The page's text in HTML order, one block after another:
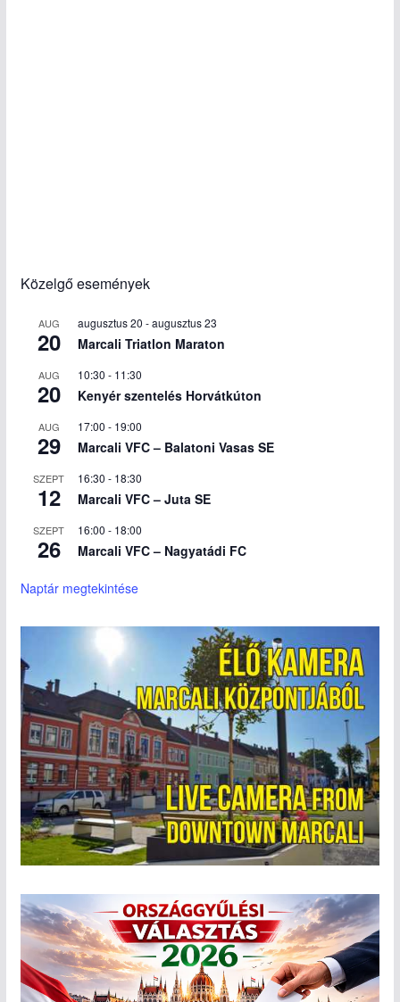
Közelgő események
AUG
20
augusztus 20 -augusztus 23
Marcali Triatlon Maraton
AUG
20
10:30 - 11:30
Kenyér szentelés Horvátkúton
AUG
29
17:00 - 19:00
Marcali VFC – Balatoni Vasas SE
SZEPT
12
16:30 - 18:30
Marcali VFC – Juta SE
SZEPT
26
16:00 - 18:00
Marcali VFC – Nagyatádi FC
Naptár megtekintése